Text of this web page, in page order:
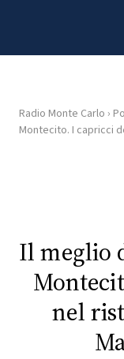
HOME
RADIO
PLAYLIST
Radio Monte Carlo ›
Montecito. I capricci
Il meglio
nel